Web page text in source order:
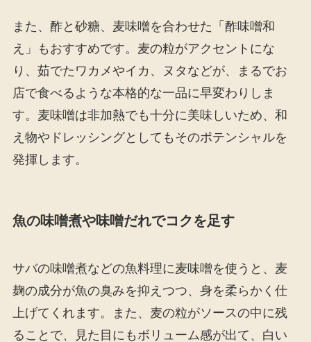
また、酢と砂糖、麦味噌を合わせた「酢味噌和
え」もおすすめです。麦の粒がアクセントにな
り、茹でたワカメやイカ、ヌタなどが、まるでお
店で食べるような本格的な一品に早変わりしま
す。麦味噌は非加熱でも十分に美味しいため、和
え物やドレッシングとしてもそのポテンシャルを
発揮します。
魚の味噌煮や味噌だれでコクを足す
サバの味噌煮などの魚料理に麦味噌を使うと、麦
麹の成分が魚の臭みを抑えつつ、身を柔らかく仕
上げてくれます。また、麦の粒がソースの中に残
ることで、見た目にもボリューム感が出て、白い